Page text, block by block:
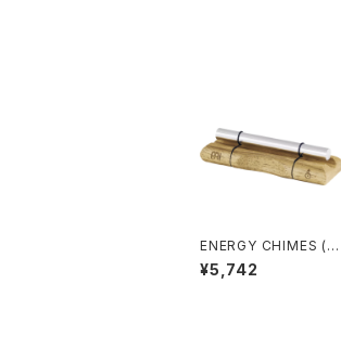
ENERGY CHIMES (エ
ナジーチャイム) URAN
US (天王星)
¥5,742